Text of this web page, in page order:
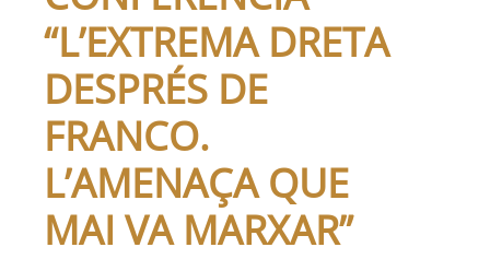
“L’EXTREMA DRETA
DESPRÉS DE
FRANCO.
L’AMENAÇA QUE
MAI VA MARXAR”